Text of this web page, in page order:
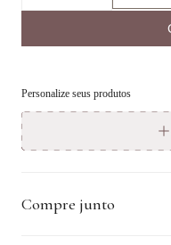
Personalize seus produtos
Compre junto